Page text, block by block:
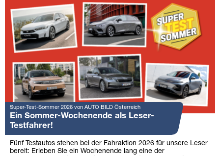
Super-Test-Sommer 2026 von AUTO BILD Österreich
Ein Sommer-Wochenende als Leser-
Testfahrer!
Fünf Testautos stehen bei der Fahraktion 2026 für unsere Leser
bereit: Erleben Sie ein Wochenende lang eine der